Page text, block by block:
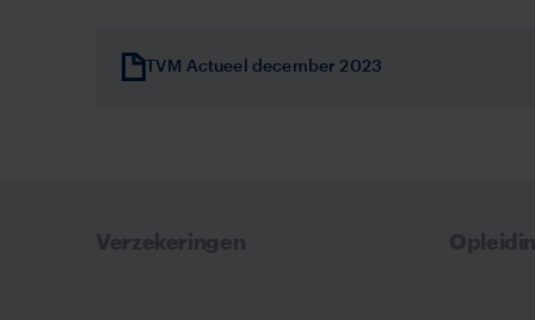
TVM Actueel december 2023